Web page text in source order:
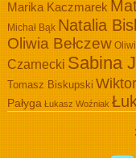
Marika Kaczmarek
Michał Bąk Natalia
Oliwia Bełczew
Czarnecki Sabina
Tomasz Biskupski
Pałyga Łukasz Woźniak